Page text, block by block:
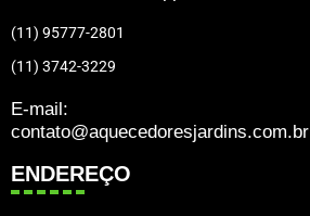
(11) 95777-2801
(11) 3742-3229
E-mail:
contato@aquecedoresjardins.com.br
ENDEREÇO